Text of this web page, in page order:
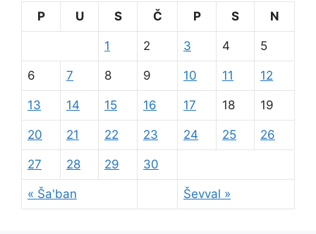
P
U S Č P S N
« Ša'ban Ševval »
1 2 3 4 5
6 7 8 9 10 11 12
13 14 15 16 17 18 19
20 21 22 23 24 25 26
27 28 29 30